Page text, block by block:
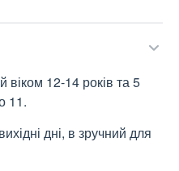
віком 12-14 років та 5
11.
дні, в зручний для